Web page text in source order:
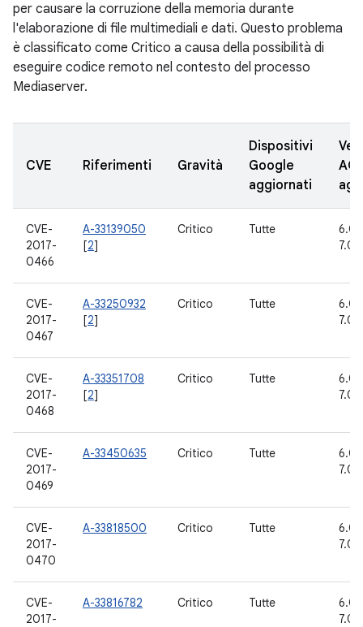
per causare la corruzione della memoria durante
l'elaborazione di file multimediali e dati. Questo problema
è classificato come Critico a causa della possibilità di
eseguire codice remoto nel contesto del processo
Mediaserver.
CVE Riferimenti Gravità
Dispositivi
Google
aggiornati
CVE-
2017-
0466
A-33139050
[2]
Critico Tutte
6.0,
7.0,
CVE-
2017-
0467
A-33250932
[2]
Critico Tutte
6.0,
7.0,
CVE-
2017-
0468
A-33351708
[2]
Critico Tutte
6.0,
7.0,
CVE-
2017-
0469
A-33450635 Critico Tutte
6.0,
7.0,
CVE-
2017-
0470
A-33818500 Critico Tutte
6.0,
7.0,
CVE-
2017-
A-33816782 Critico Tutte
6.0,
7.0,